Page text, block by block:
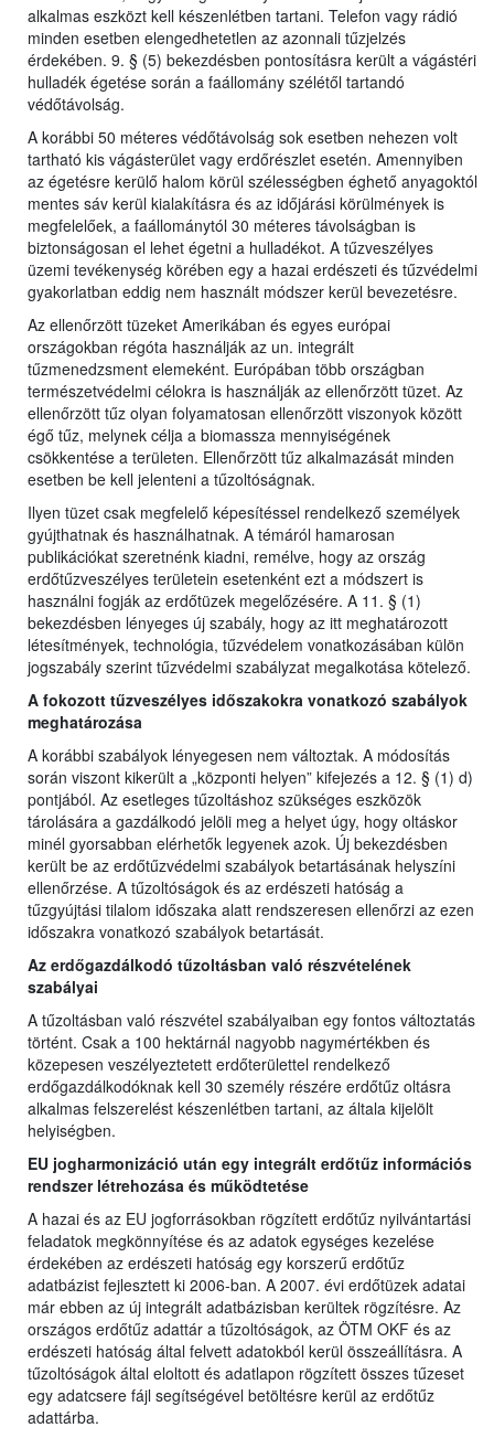
alkalmas eszközt kell készenlétben tartani. Telefon vagy rádió
minden esetben elengedhetetlen az azonnali tűzjelzés
érdekében. 9. § (5) bekezdésben pontosításra került a vágástéri
hulladék égetése során a faállomány szélétől tartandó
védőtávolság.
A korábbi 50 méteres védőtávolság sok esetben nehezen volt
tartható kis vágásterület vagy erdőrészlet esetén. Amennyiben
az égetésre kerülő halom körül szélességben éghető anyagoktól
mentes sáv kerül kialakításra és az időjárási körülmények is
megfelelőek, a faállománytól 30 méteres távolságban is
biztonságosan el lehet égetni a hulladékot. A tűzveszélyes
üzemi tevékenység körében egy a hazai erdészeti és tűzvédelmi
gyakorlatban eddig nem használt módszer kerül bevezetésre.
Az ellenőrzött tüzeket Amerikában és egyes európai
országokban régóta használják az un. integrált
tűzmenedzsment elemeként. Európában több országban
természetvédelmi célokra is használják az ellenőrzött tüzet. Az
ellenőrzött tűz olyan folyamatosan ellenőrzött viszonyok között
égő tűz, melynek célja a biomassza mennyiségének
csökkentése a területen. Ellenőrzött tűz alkalmazását minden
esetben be kell jelenteni a tűzoltóságnak.
Ilyen tüzet csak megfelelő képesítéssel rendelkező személyek
gyújthatnak és használhatnak. A témáról hamarosan
publikációkat szeretnénk kiadni, remélve, hogy az ország
erdőtűzveszélyes területein esetenként ezt a módszert is
használni fogják az erdőtüzek megelőzésére. A 11. § (1)
bekezdésben lényeges új szabály, hogy az itt meghatározott
létesítmények, technológia, tűzvédelem vonatkozásában külön
jogszabály szerint tűzvédelmi szabályzat megalkotása kötelező.
A fokozott tűzveszélyes időszakokra vonatkozó szabályok
meghatározása
A korábbi szabályok lényegesen nem változtak. A módosítás
során viszont kikerült a „központi helyen” kifejezés a 12. § (1) d)
pontjából. Az esetleges tűzoltáshoz szükséges eszközök
tárolására a gazdálkodó jelöli meg a helyet úgy, hogy oltáskor
minél gyorsabban elérhetők legyenek azok. Új bekezdésben
került be az erdőtűzvédelmi szabályok betartásának helyszíni
ellenőrzése. A tűzoltóságok és az erdészeti hatóság a
tűzgyújtási tilalom időszaka alatt rendszeresen ellenőrzi az ezen
időszakra vonatkozó szabályok betartását.
Az erdőgazdálkodó tűzoltásban való részvételének
szabályai
A tűzoltásban való részvétel szabályaiban egy fontos változtatás
történt. Csak a 100 hektárnál nagyobb nagymértékben és
közepesen veszélyeztetett erdőterülettel rendelkező
erdőgazdálkodóknak kell 30 személy részére erdőtűz oltásra
alkalmas felszerelést készenlétben tartani, az általa kijelölt
helyiségben.
EU jogharmonizáció után egy integrált erdőtűz információs
rendszer létrehozása és működtetése
A hazai és az EU jogforrásokban rögzített erdőtűz nyilvántartási
feladatok megkönnyítése és az adatok egységes kezelése
érdekében az erdészeti hatóság egy korszerű erdőtűz
adatbázist fejlesztett ki 2006-ban. A 2007. évi erdőtüzek adatai
már ebben az új integrált adatbázisban kerültek rögzítésre. Az
országos erdőtűz adattár a tűzoltóságok, az ÖTM OKF és az
erdészeti hatóság által felvett adatokból kerül összeállításra. A
tűzoltóságok által eloltott és adatlapon rögzített összes tűzeset
egy adatcsere fájl segítségével betöltésre kerül az erdőtűz
adattárba.